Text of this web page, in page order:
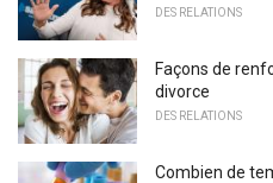
DES RELATIONS
Façons de
divorce
DES RELATIONS
Combien de